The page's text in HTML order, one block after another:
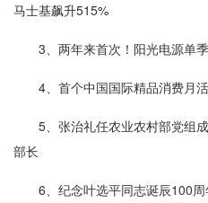
马士基飙升515%
3、两年来首次！阳光电源单
4、首个中国国际精品消费月
5、张治礼任农业农村部党组
部长
6、纪念叶选平同志诞辰100